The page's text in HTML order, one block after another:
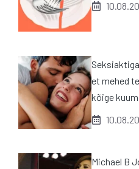
et mehed
kõige
Michael B